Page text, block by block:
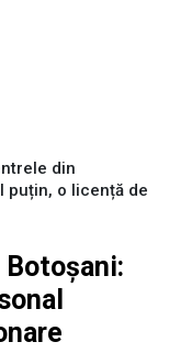
din
puțin, o licență de